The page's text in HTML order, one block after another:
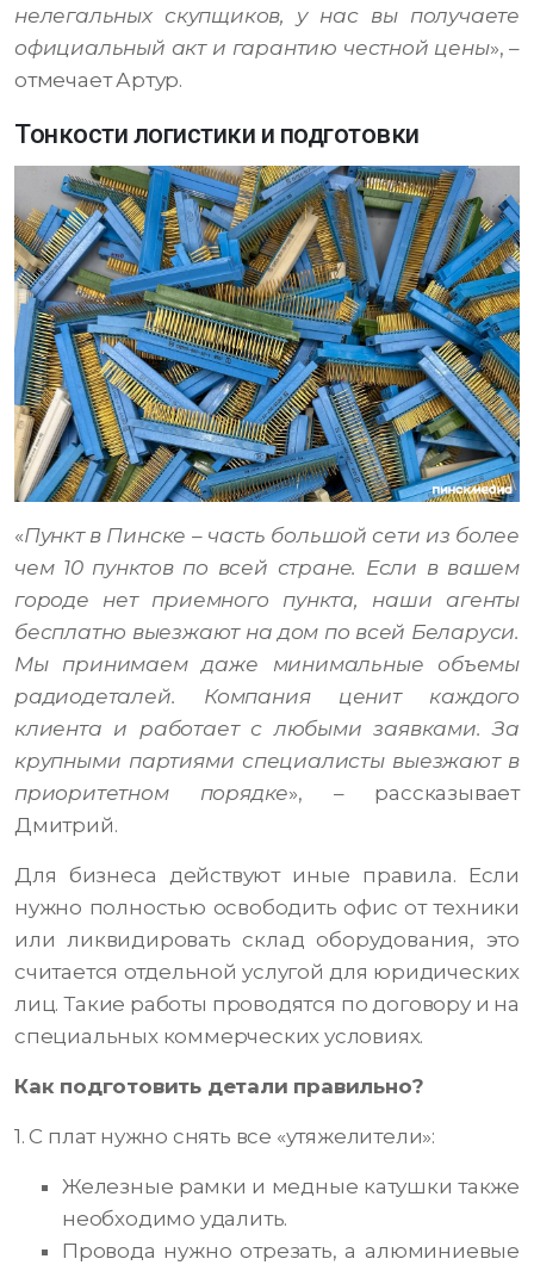
нелегальных скупщиков, у нас вы получаете
официальный акт и гарантию честной цены», –
отмечает Артур.
Тонкости логистики и подготовки
«Пункт в Пинске – часть большой сети из более
чем 10 пунктов по всей стране. Если в вашем
городе нет приемного пункта, наши агенты
бесплатно выезжают на дом по всей Беларуси.
Мы принимаем даже минимальные объемы
радиодеталей. Компания ценит каждого
клиента и работает с любыми заявками. За
крупными партиями специалисты выезжают в
приоритетном порядке», – рассказывает
Дмитрий.
Для бизнеса действуют иные правила. Если
нужно полностью освободить офис от техники
или ликвидировать склад оборудования, это
считается отдельной услугой для юридических
лиц. Такие работы проводятся по договору и на
специальных коммерческих условиях.
Как подготовить детали правильно?
1. С плат нужно снять все «утяжелители»:
Железные рамки и медные катушки также
необходимо удалить.
Провода нужно отрезать, а алюминиевые